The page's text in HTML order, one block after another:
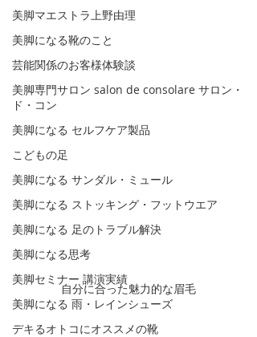
美脚マエストラ上野由理
美脚になる靴のこと
芸能関係のお客様体験談
美脚専門サロン salon de consolare サロン・
ド・コン
美脚になる セルフケア製品
こどもの足
美脚になる サンダル・ミュール
美脚になる ストッキング・フットウエア
美脚になる 足のトラブル解決
美脚になる思考
美脚セミナー 講演実績
美脚になる 雨・レインシューズ
デキるオトコにオススメの靴
自分に合った魅力的な眉毛